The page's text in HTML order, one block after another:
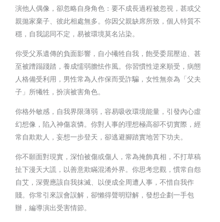
演他人偶像，卻忽略自身角色：要不成長過程被忽視，甚或父
親拋家棄子、彼此相處無多。你因父親缺席所致，個人特質不
穩，自我認同不定，易被環境莫名沾染。
你受父系遺傳的負面影響，自小犧牲自我，飽受委屈壓迫、甚
至被蹧蹋踐踏，養成懦弱膽怯作風。你習慣性逆來順受，病態
人格備受利用，男性常為人作保而受詐騙，女性無奈為「父夫
子」所犧牲，扮演被害角色。
你格外敏感，自我界限薄弱，容易吸收環境能量，引發內心虛
幻想像，陷入神傷哀憐。你對人事的理想極高卻不切實際，經
常自欺欺人，妄想一步登天，卻逃避腳踏實地苦下功夫。
你不願面對現實，深怕被傷或傷人，常為掩飾真相，不打草稿
扯下漫天大謊，以善意欺瞞混淆外界。你思考悲觀，慣常自怨
自艾，深覺應該自我抹滅、以便成全周遭人事，不惜自我作
賤。你常引來誤會誤解，卻懶得聲明辯解，發想企劃一手包
辦，編導演出受害情節。